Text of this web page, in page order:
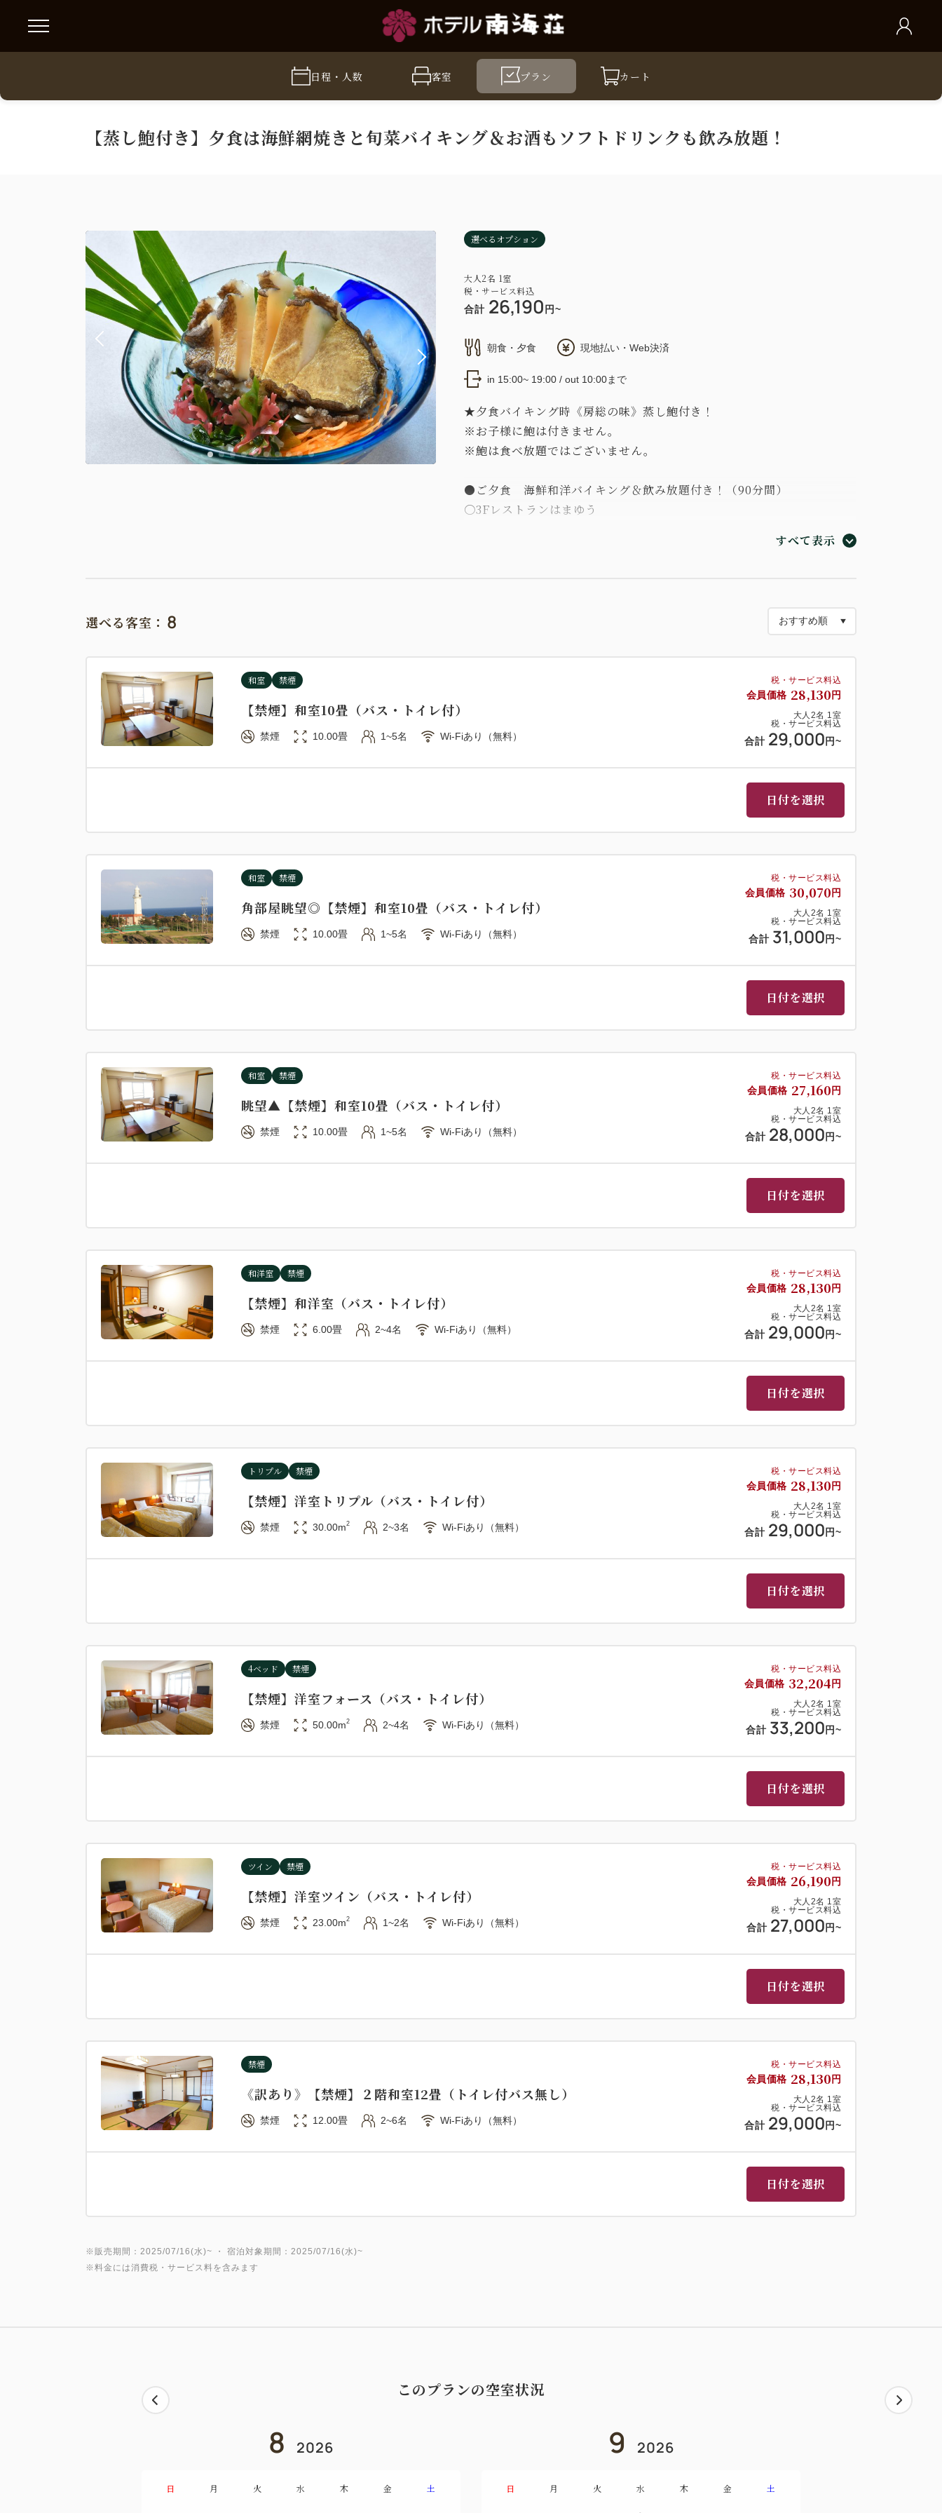
日程・人数 客室 プラン カート
【蒸し鮑付き】夕食は海鮮網焼きと旬菜バイキング＆お酒もソフトドリンクも飲み放題！
選べるオプション
大人2名 1室
税・サービス料込
合計 26,190 円~
朝食・夕食 現地払い・Web決済
in 15:00~ 19:00 / out 10:00まで
★夕食バイキング時《房総の味》蒸し鮑付き！
※お子様に鮑は付きません。
※鮑は食べ放題ではございません。
●ご夕食 海鮮和洋バイキング＆飲み放題付き！（90分間）
〇3Fレストランはまゆう
※席数によりご希望に添えない場合もございます。予めご了承ください。
※お飲み物（ソフトドリンク、アルコール）は限定メニューとなりますが
★焼きたて熱々が味わえる、さざえや帆立の海鮮網焼き
★ネタ乗っけ放題海鮮丼にお好み寿司
★地元料理「なめろう」に新鮮なお刺身
〇3Fレストランはまゆう 7：00～9：00（最終入場8：30）
※混雑時はお待ちいただく場合もございます。予めご了承ください。
≪朝食バイキングメニュー≫
★酪農発祥地ならではのフレッシュな「牛乳やヨーグルト」
●特記事項
・20時以降ご到着の場合はご夕食がご用意できないこともございます。
・宿泊代金の他、大人（中学生以上）のみ入湯税150円が別途必要です。
すべて表示
選べる客室： 8
税・サービス料込
会員価格 28,130 円
大人 2名 1室
税・サービス料込
合計 29,000 円~
和室 禁煙
【禁煙】和室10畳（バス・トイレ付）
禁煙 10.00畳 1~5名 Wi-Fiあり（無料）
日付を選択
税・サービス料込
会員価格 30,070 円
大人 2名 1室
税・サービス料込
合計 31,000 円~
和室 禁煙
角部屋眺望◎【禁煙】和室10畳（バス・トイレ付）
禁煙 10.00畳 1~5名 Wi-Fiあり（無料）
日付を選択
税・サービス料込
会員価格 27,160 円
大人 2名 1室
税・サービス料込
合計 28,000 円~
和室 禁煙
眺望▲【禁煙】和室10畳（バス・トイレ付）
禁煙 10.00畳 1~5名 Wi-Fiあり（無料）
日付を選択
税・サービス料込
会員価格 28,130 円
大人 2名 1室
税・サービス料込
合計 29,000 円~
和洋室 禁煙
【禁煙】和洋室（バス・トイレ付）
禁煙 6.00畳 2~4名 Wi-Fiあり（無料）
日付を選択
税・サービス料込
会員価格 28,130 円
大人 2名 1室
税・サービス料込
合計 29,000 円~
トリプル 禁煙
【禁煙】洋室トリプル（バス・トイレ付）
禁煙 30.00m2 2~3名 Wi-Fiあり（無料）
日付を選択
税・サービス料込
会員価格 32,204 円
大人 2名 1室
税・サービス料込
合計 33,200 円~
4ベッド 禁煙
【禁煙】洋室フォース（バス・トイレ付）
禁煙 50.00m2 2~4名 Wi-Fiあり（無料）
日付を選択
税・サービス料込
会員価格 26,190 円
大人 2名 1室
税・サービス料込
合計 27,000 円~
ツイン 禁煙
【禁煙】洋室ツイン（バス・トイレ付）
禁煙 23.00m2 1~2名 Wi-Fiあり（無料）
日付を選択
税・サービス料込
会員価格 28,130 円
大人 2名 1室
税・サービス料込
合計 29,000 円~
禁煙
《訳あり》【禁煙】２階和室12畳（トイレ付バス無し）
禁煙 12.00畳 2~6名 Wi-Fiあり（無料）
日付を選択
※販売期間：2025/07/16(水)~ ・ 宿泊対象期間：2025/07/16(水)~
※料金には消費税・サービス料を含みます
このプランの空室状況
8 2026
日 月 火 水 木 金 土
9 2026
日 月 火 水 木 金 土